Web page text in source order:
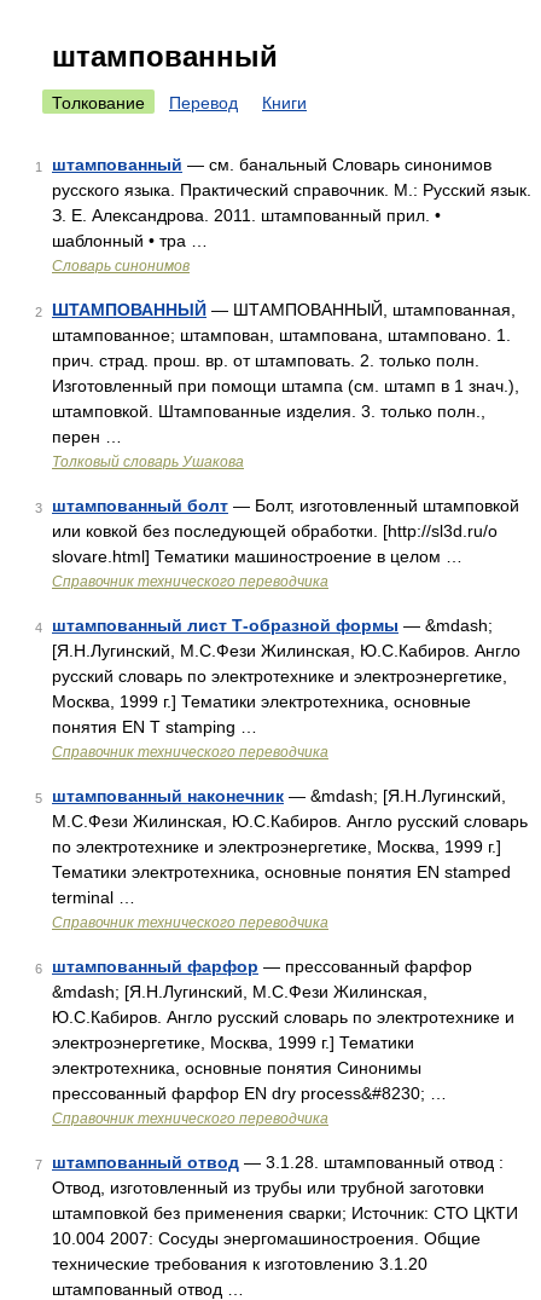
штампованный
Толкование Перевод Книги
1 штампованный — см. банальный Словарь синонимов
русского языка. Практический справочник. М.: Русский язык.
З. Е. Александрова. 2011. штампованный прил. •
шаблонный • тра …
Словарь синонимов
2 ШТАМПОВАННЫЙ — ШТАМПОВАННЫЙ, штампованная,
штампованное; штампован, штампована, штамповано. 1.
прич. страд. прош. вр. от штамповать. 2. только полн.
Изготовленный при помощи штампа (см. штамп в 1 знач.),
штамповкой. Штампованные изделия. 3. только полн.,
перен …
Толковый словарь Ушакова
3 штампованный болт — Болт, изготовленный штамповкой
или ковкой без последующей обработки. [http://sl3d.ru/o
slovare.html] Тематики машиностроение в целом …
Справочник технического переводчика
4 штампованный лист Т-образной формы — &mdash;
[Я.Н.Лугинский, М.С.Фези Жилинская, Ю.С.Кабиров. Англо
русский словарь по электротехнике и электроэнергетике,
Москва, 1999 г.] Тематики электротехника, основные
понятия EN T stamping …
Справочник технического переводчика
5 штампованный наконечник — &mdash; [Я.Н.Лугинский,
М.С.Фези Жилинская, Ю.С.Кабиров. Англо русский словарь
по электротехнике и электроэнергетике, Москва, 1999 г.]
Тематики электротехника, основные понятия EN stamped
terminal …
Справочник технического переводчика
6 штампованный фарфор — прессованный фарфор
&mdash; [Я.Н.Лугинский, М.С.Фези Жилинская,
Ю.С.Кабиров. Англо русский словарь по электротехнике и
электроэнергетике, Москва, 1999 г.] Тематики
электротехника, основные понятия Синонимы
прессованный фарфор EN dry process&#8230; …
Справочник технического переводчика
7 штампованный отвод — 3.1.28. штампованный отвод :
Отвод, изготовленный из трубы или трубной заготовки
штамповкой без применения сварки; Источник: СТО ЦКТИ
10.004 2007: Сосуды энергомашиностроения. Общие
технические требования к изготовлению 3.1.20
штампованный отвод …